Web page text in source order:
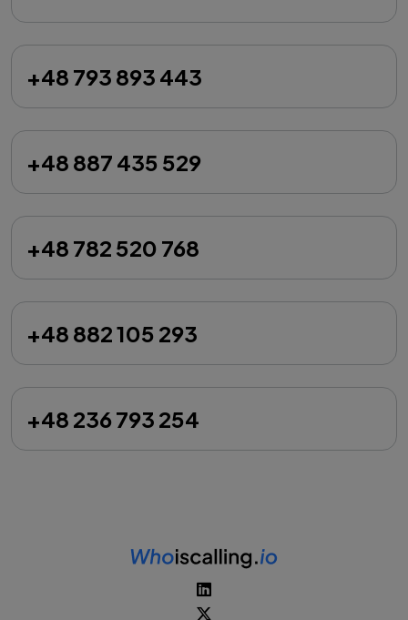
+48 793 893 443
+48 887 435 529
+48 782 520 768
+48 882 105 293
+48 236 793 254